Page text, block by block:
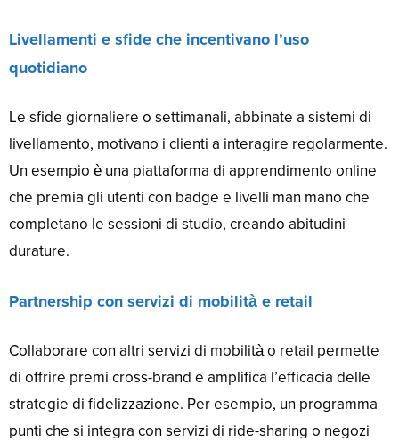
Livellamenti e sfide che incentivano l’uso
quotidiano
Le sfide giornaliere o settimanali, abbinate a sistemi di
livellamento, motivano i clienti a interagire regolarmente.
Un esempio è una piattaforma di apprendimento online
che premia gli utenti con badge e livelli man mano che
completano le sessioni di studio, creando abitudini
durature.
Partnership con servizi di mobilità e retail
Collaborare con altri servizi di mobilità o retail permette
di offrire premi cross-brand e amplifica l’efficacia delle
strategie di fidelizzazione. Per esempio, un programma
punti che si integra con servizi di ride-sharing o negozi